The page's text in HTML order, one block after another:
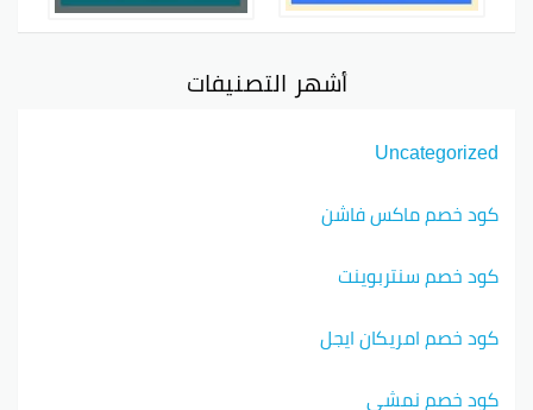
أشهر التصنيفات
Uncategorized
كود خصم ماكس فاشن
كود خصم سنتربوينت
كود خصم امريكان ايجل
كود خصم نمشي